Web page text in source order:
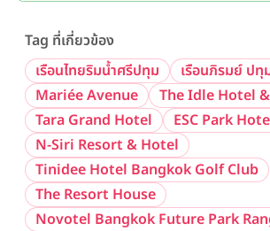
Tag ที่เกี่ยวข้อง
เรือนไทยริมน้ำศรีปทุม
เรือนภิรมย์ ปทุ
Mariée Avenue
The Idle Hotel
Tara Grand Hotel
ESC Park
N-Siri Resort & Hotel
Tinidee Hotel Bangkok Golf Club
The Resort House
Novotel Bangkok Future Park